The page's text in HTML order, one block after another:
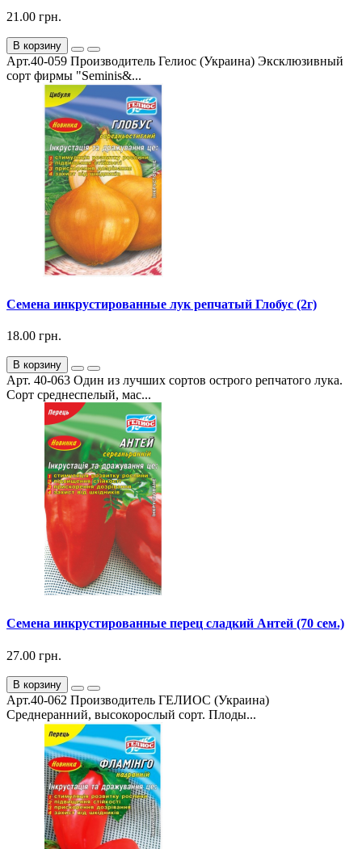
21.00 грн.
В корзину
Арт.40-059 Производитель Гелиос (Украина) Эксклюзивный
сорт фирмы "Seminis&...
Семена инкрустированные лук репчатый Глобус (2г)
18.00 грн.
В корзину
Арт. 40-063 Один из лучших сортов острого репчатого лука.
Сорт среднеспелый, мас...
Семена инкрустированные перец сладкий Антей (70 сем.)
27.00 грн.
В корзину
Арт.40-062 Производитель ГЕЛИОС (Украина)
Среднеранний, высокорослый сорт. Плоды...